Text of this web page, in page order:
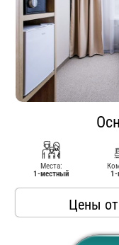
Места:
1-местный
1-
Цены от